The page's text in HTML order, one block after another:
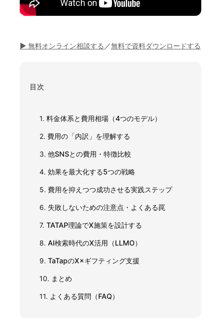
▶ 無料オンライン相談する ／無料で資料ダウンロードする
目次
1. 料金体系と費用相場（4つのモデル）
2. 費用の「内訳」を理解する
3. 他SNSとの費用・特徴比較
4. 効果を最大化する5つの戦略
5. 費用を抑えつつ成功させる実践ステップ
6. 失敗しないための注意点・よくある罠
7. TATAP理論でX施策を設計する
8. AI検索時代のX活用（LLMO）
9. TaTapのX×ギフティング支援
10. まとめ
11. よくある質問（FAQ）